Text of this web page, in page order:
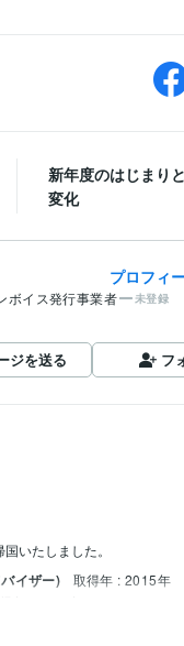
新年度のはじまり
変化
プロフィ
ボイス発行事業者 未登録
ジを送る フ
いたしました。
イザー) 取得年 : 2015年